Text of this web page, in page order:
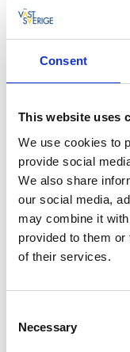
Consent
This website uses
We use cookies to
provide social
We also share
our social media,
may combine it
provided to them
of their services.
Selection
Necessary
är bosatta i
i en närliggande
Säteriet är en
närområdet?
besöksmål i
kartor.
Utforska
I närheten av
södra
och antikt. Utmed
och Gårdarna